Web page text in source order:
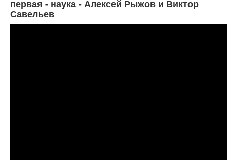
первая - наука - Алексей Рыжов и Виктор
Савельев